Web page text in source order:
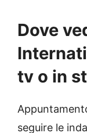
Dove
tv o in
seguire le